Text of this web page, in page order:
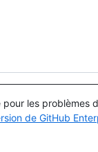
les problèmes
de GitHub